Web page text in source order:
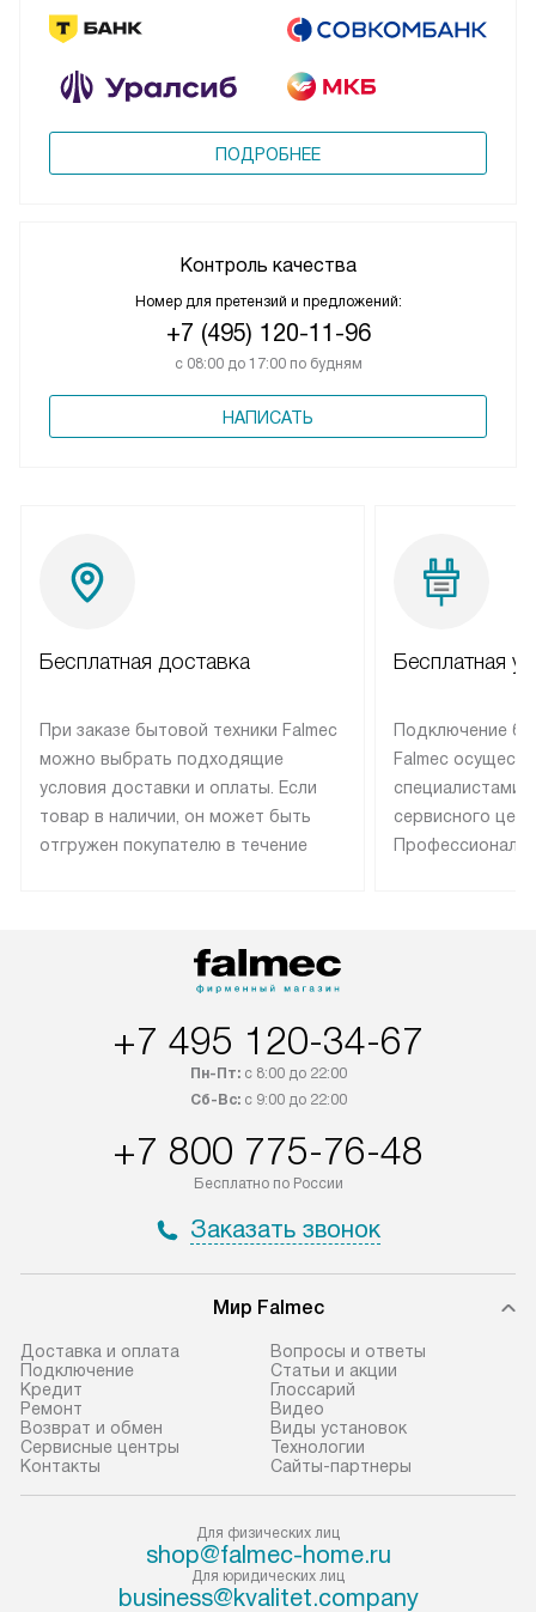
ПОДРОБНЕЕ
Контроль качества
Номер для претензий и предложений:
+7 (495) 120-11-96
с 08:00 до 17:00 по будням
НАПИСАТЬ
Бесплатная доставка
При заказе бытовой техники Falmec
можно выбрать подходящие
условия доставки и оплаты. Если
товар в наличии, он может быть
отгружен покупателю в течение
оплачивается дополнительно.
Возможна доставка товаров по
Бесплатная
Подключение
Falmec
специалистами
сервисного
+7 495 120-34-67
Пн-Пт:с 8:00 до 22:00
Сб-Вс:с 9:00 до 22:00
+7 800 775-76-48
Бесплатно по России
Заказать звонок
Мир Falmec
Доставка и оплата
Подключение
Кредит
Ремонт
Возврат и обмен
Сервисные центры
Контакты
Вопросы и ответы
Статьи и акции
Глоссарий
Видео
Виды установок
Технологии
Сайты-партнеры
Для физических лиц
shop@falmec-home.ru
Для юридических лиц
business@kvalitet.company